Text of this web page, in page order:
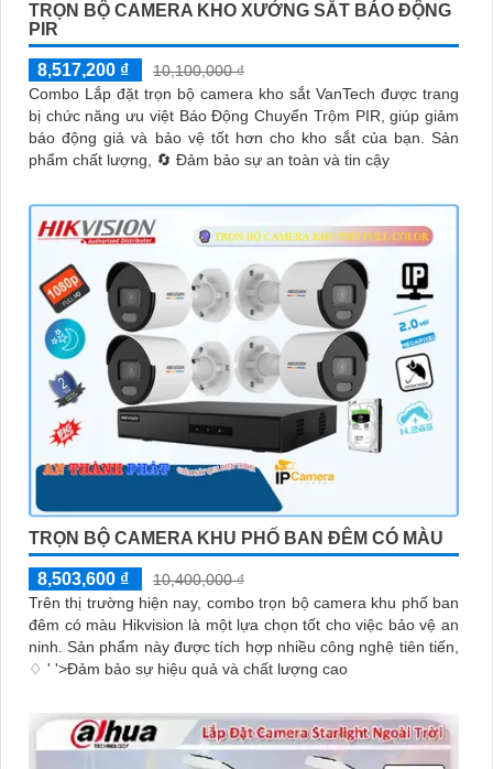
TRỌN BỘ CAMERA KHO XƯỞNG SẮT BÁO ĐỘNG
PIR
8,517,200 ₫
10,100,000 ₫
Combo Lắp đặt trọn bộ camera kho sắt VanTech được trang
bị chức năng ưu việt Báo Động Chuyển Trộm PIR, giúp giảm
báo động giả và bảo vệ tốt hơn cho kho sắt của bạn. Sản
phẩm chất lượng, 🔄 Đảm bảo sự an toàn và tin cậy
TRỌN BỘ CAMERA KHU PHỐ BAN ĐÊM CÓ MÀU
8,503,600 ₫
10,400,000 ₫
Trên thị trường hiện nay, combo trọn bộ camera khu phố ban
đêm có màu Hikvision là một lựa chọn tốt cho việc bảo vệ an
ninh. Sản phẩm này được tích hợp nhiều công nghệ tiên tiến,
♢ ' '>Đảm bảo sự hiệu quả và chất lượng cao